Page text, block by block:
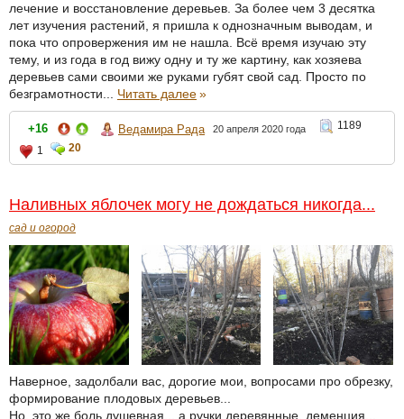
лечение и восстановление деревьев. За более чем 3 десятка
лет изучения растений, я пришла к однозначным выводам, и
пока что опровержения им не нашла. Всё время изучаю эту
тему, и из года в год вижу одну и ту же картину, как хозяева
деревьев сами своими же руками губят свой сад. Просто по
безграмотности... Читать далее»
+16 Ведамира Рада 20 апреля 2020 года
1189
1
20
Наливных яблочек могу не дождаться никогда...
сад и огород
Наверное, задолбали вас, дорогие мои, вопросами про обрезку,
формирование плодовых деревьев...
Но, это же боль душевная... а ручки деревянные, деменция...